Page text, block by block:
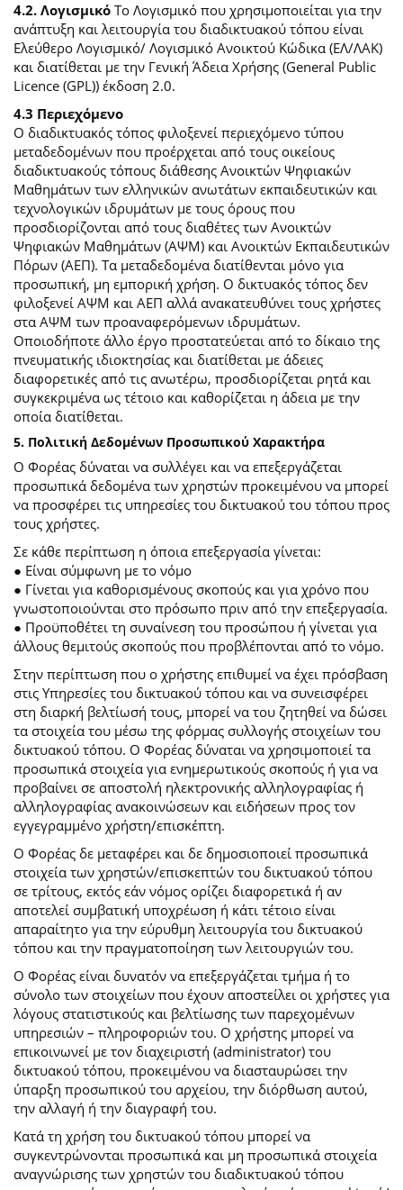
4.2. ΛογισμικόΤο Λογισμικό που χρησιμοποιείται για την
ανάπτυξη και λειτουργία του διαδικτυακού τόπου είναι
Ελεύθερο Λογισμικό/ Λογισμικό Ανοικτού Κώδικα (ΕΛ/ΛΑΚ)
και διατίθεται με την Γενική Άδεια Χρήσης (General Public
Licence (GPL)) έκδοση 2.0.
4.3 Περιεχόμενο
O διαδικτυακός τόπος φιλοξενεί περιεχόμενο τύπου
μεταδεδομένων που προέρχεται από τους οικείους
διαδικτυακούς τόπους διάθεσης Ανοικτών Ψηφιακών
Μαθημάτων των ελληνικών ανωτάτων εκπαιδευτικών και
τεχνολογικών ιδρυμάτων με τους όρους που
προσδιορίζονται από τους διαθέτες των Ανοικτών
Ψηφιακών Μαθημάτων (ΑΨΜ) και Ανοικτών Εκπαιδευτικών
Πόρων (ΑΕΠ). Τα μεταδεδομένα διατίθενται μόνο για
προσωπική, μη εμπορική χρήση. Ο δικτυακός τόπος δεν
φιλοξενεί ΑΨΜ και ΑΕΠ αλλά ανακατευθύνει τους χρήστες
στα ΑΨΜ των προαναφερόμενων ιδρυμάτων.
Οποιοδήποτε άλλο έργο προστατεύεται από το δίκαιο της
πνευματικής ιδιοκτησίας και διατίθεται με άδειες
διαφορετικές από τις ανωτέρω, προσδιορίζεται ρητά και
συγκεκριμένα ως τέτοιο και καθορίζεται η άδεια με την
οποία διατίθεται.
5. Πολιτική Δεδομένων Προσωπικού Χαρακτήρα
Ο Φορέας δύναται να συλλέγει και να επεξεργάζεται
προσωπικά δεδομένα των χρηστών προκειμένου να μπορεί
να προσφέρει τις υπηρεσίες του δικτυακού του τόπου προς
τους χρήστες.
Σε κάθε περίπτωση η όποια επεξεργασία γίνεται:
● Είναι σύμφωνη με το νόμο
● Γίνεται για καθορισμένους σκοπούς και για χρόνο που
γνωστοποιούνται στο πρόσωπο πριν από την επεξεργασία.
● Προϋποθέτει τη συναίνεση του προσώπου ή γίνεται για
άλλους θεμιτούς σκοπούς που προβλέπονται από το νόμο.
Στην περίπτωση που ο χρήστης επιθυμεί να έχει πρόσβαση
στις Υπηρεσίες του δικτυακού τόπου και να συνεισφέρει
στη διαρκή βελτίωσή τους, μπορεί να του ζητηθεί να δώσει
τα στοιχεία του μέσω της φόρμας συλλογής στοιχείων του
δικτυακού τόπου. Ο Φορέας δύναται να χρησιμοποιεί τα
προσωπικά στοιχεία για ενημερωτικούς σκοπούς ή για να
προβαίνει σε αποστολή ηλεκτρονικής αλληλογραφίας ή
αλληλογραφίας ανακοινώσεων και ειδήσεων προς τον
εγγεγραμμένο χρήστη/επισκέπτη.
Ο Φορέας δε μεταφέρει και δε δημοσιοποιεί προσωπικά
στοιχεία των χρηστών/επισκεπτών του δικτυακού τόπου
σε τρίτους, εκτός εάν νόμος ορίζει διαφορετικά ή αν
αποτελεί συμβατική υποχρέωση ή κάτι τέτοιο είναι
απαραίτητο για την εύρυθμη λειτουργία του δικτυακού
τόπου και την πραγματοποίηση των λειτουργιών του.
Ο Φορέας είναι δυνατόν να επεξεργάζεται τμήμα ή το
σύνολο των στοιχείων που έχουν αποστείλει οι χρήστες για
λόγους στατιστικούς και βελτίωσης των παρεχομένων
υπηρεσιών – πληροφοριών του. Ο χρήστης μπορεί να
επικοινωνεί με τον διαχειριστή (administrator) του
δικτυακού τόπου, προκειμένου να διασταυρώσει την
ύπαρξη προσωπικού του αρχείου, την διόρθωση αυτού,
την αλλαγή ή την διαγραφή του.
Κατά τη χρήση του δικτυακού τόπου μπορεί να
συγκεντρώνονται προσωπικά και μη προσωπικά στοιχεία
αναγνώρισης των χρηστών του διαδικτυακού τόπου